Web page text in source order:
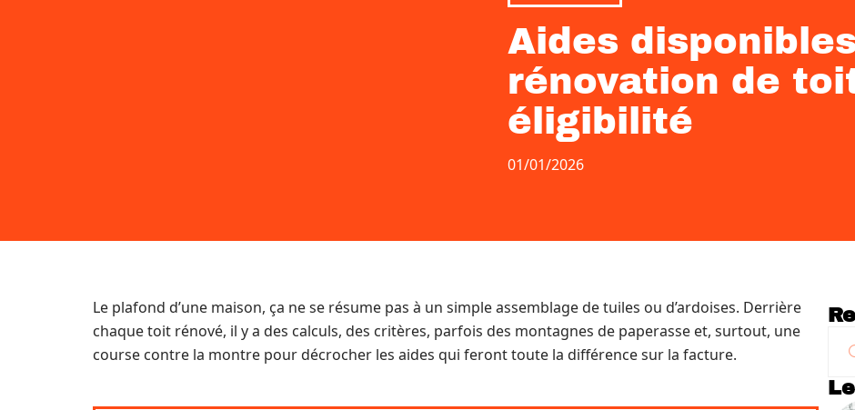
Aides
rénovation de
éligibilité
01/01/2026
Le plafond d’une maison, ça ne se résume pas à un simple assemblage de tuiles ou d’ardoises. Derrière
chaque toit rénové, il y a des calculs, des critères, parfois des montagnes de paperasse et, surtout, une
course contre la montre pour décrocher les aides qui feront toute la différence sur la facture.